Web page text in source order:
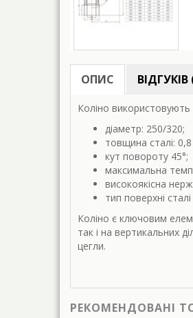
ОПИС ВІДГУКІВ
Коліно
діаметр: 250/320;
товщина сталі:
кут повороту 45°;
максимальна
високоякісна
тип поверхні
Коліно є ключовим
так і на вертикальних
цегли.
РЕКОМЕНДОВАНІ